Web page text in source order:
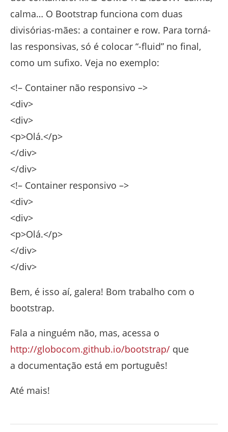
calma… O Bootstrap funciona com duas
divisórias-mães: a container e row. Para torná-
las responsivas, só é colocar “-fluid” no final,
como um sufixo. Veja no exemplo:
<!– Container não responsivo –>
<div>
<div>
<p>Olá.</p>
</div>
</div>
<!– Container responsivo –>
<div>
<div>
<p>Olá.</p>
</div>
</div>
Bem, é isso aí, galera! Bom trabalho com o
bootstrap.
Fala a ninguém não, mas, acessa o
http://globocom.github.io/bootstrap/ que
a documentação está em português!
Até mais!